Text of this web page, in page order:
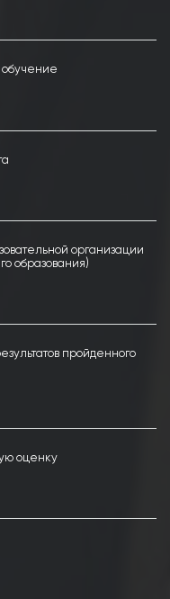
организации
образования)
пройденного
оценку